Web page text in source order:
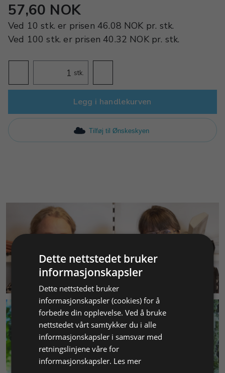
57,60 NOK
Ved 10 stk. er prisen 46.08 NOK pr. stk.
Ved 100 stk. er prisen40.32 NOKpr. stk.
stk.
Legg i handlekurven
Tilføj til Ønskeskyen
KUNDESERVICE
Dette nettstedet bruker
informasjonskapsler
Dette nettstedet bruker
informasjonskapsler (cookies) for å
forbedre din opplevelse. Ved å bruke
nettstedet vårt samtykker du i alle
informasjonskapsler i samsvar med
retningslinjene våre for
informasjonskapsler. Les mer